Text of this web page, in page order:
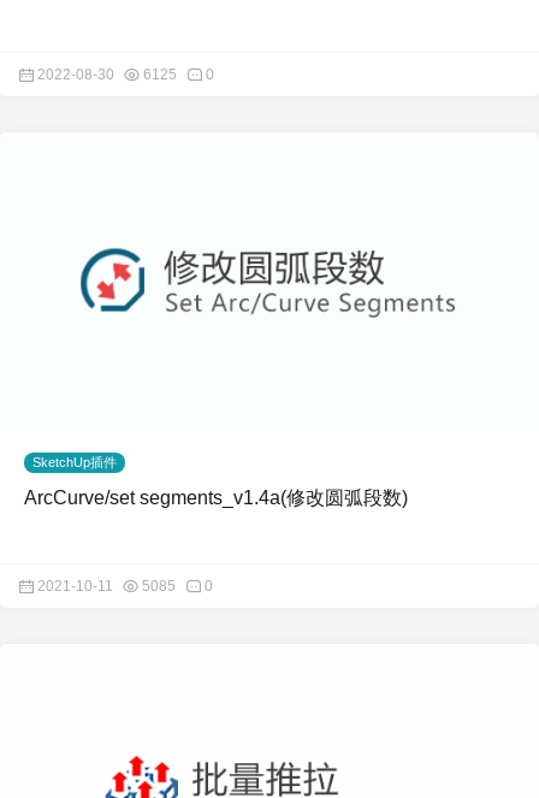
2022-08-30 6125 0
SketchUp插件
ArcCurve/set segments_v1.4a(修改圆弧段数)
2021-10-11 5085 0